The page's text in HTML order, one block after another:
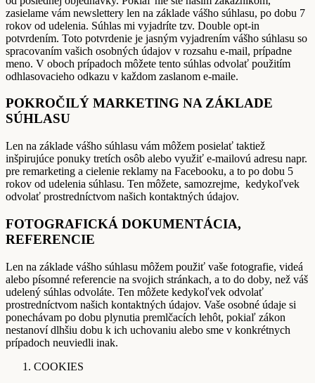
zasielame vám newslettery len na základe vášho súhlasu, po dobu 7
rokov od udelenia. Súhlas mi vyjadríte tzv. Double opt-in
potvrdením. Toto potvrdenie je jasným vyjadrením vášho súhlasu so
spracovaním vašich osobných údajov v rozsahu e-mail, prípadne
meno. V oboch prípadoch môžete tento súhlas odvolať použitím
odhlasovacieho odkazu v každom zaslanom e-maile.
POKROČILÝ MARKETING NA ZÁKLADE
SÚHLASU
Len na základe vášho súhlasu vám môžem posielať taktiež
inšpirujúce ponuky tretích osôb alebo využiť e-mailovú adresu napr.
pre remarketing a cielenie reklamy na Facebooku, a to po dobu 5
rokov od udelenia súhlasu. Ten môžete, samozrejme, kedykoľvek
odvolať prostredníctvom našich kontaktných údajov.
FOTOGRAFICKÁ DOKUMENTÁCIA,
REFERENCIE
Len na základe vášho súhlasu môžem použiť vaše fotografie, videá
alebo písomné referencie na svojich stránkach, a to do doby, než váš
udelený súhlas odvoláte. Ten môžete kedykoľvek odvolať
prostredníctvom našich kontaktných údajov. Vaše osobné údaje si
ponechávam po dobu plynutia premlčacích lehôt, pokiaľ zákon
nestanoví dlhšiu dobu k ich uchovaniu alebo sme v konkrétnych
prípadoch neuviedli inak.
COOKIES